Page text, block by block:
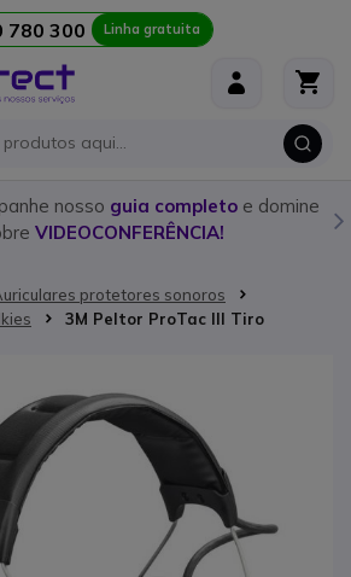
780 300 Linha gratuita
owalkie talkieideal para cada
nossoguia detalhado!
protetores sonoros
3M Peltor ProTac III Tiro